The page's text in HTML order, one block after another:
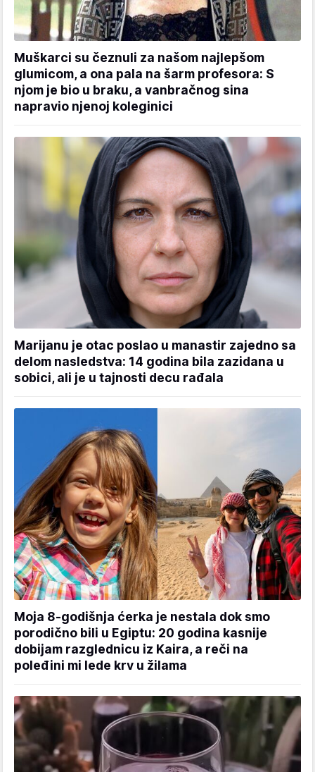
Muškarci su čeznuli za našom najlepšom
glumicom, a ona pala na šarm profesora: S
njom je bio u braku, a vanbračnog sina
napravio njenoj koleginici
Marijanu je otac poslao u manastir zajedno sa
delom nasledstva: 14 godina bila zazidana u
sobici, ali je u tajnosti decu rađala
Moja 8-godišnja ćerka je nestala dok smo
porodično bili u Egiptu: 20 godina kasnije
dobijam razglednicu iz Kaira, a reči na
poleđini mi lede krv u žilama